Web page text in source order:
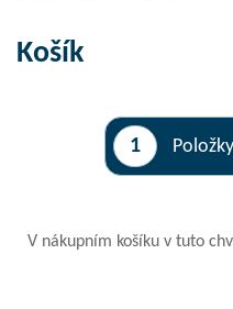
Košík
1 Položky
V nákupním košíku v tuto